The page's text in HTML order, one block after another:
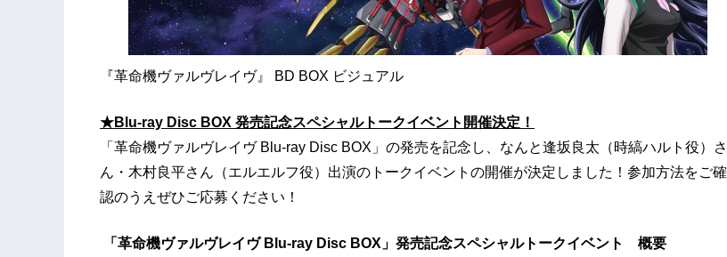
『革命機ヴァルヴレイヴ』 BD BOX ビジュアル
★Blu-ray Disc BOX 発売記念スペシャルトークイベント開催決定！
「革命機ヴァルヴレイヴ Blu-ray Disc BOX」の発売を記念し、なんと逢坂良太（時縞ハルト役）さ
ん・木村良平さん（エルエルフ役）出演のトークイベントの開催が決定しました！参加方法をご確
認のうえぜひご応募ください！
「革命機ヴァルヴレイヴ Blu-ray Disc BOX」発売記念スペシャルトークイベント 概要